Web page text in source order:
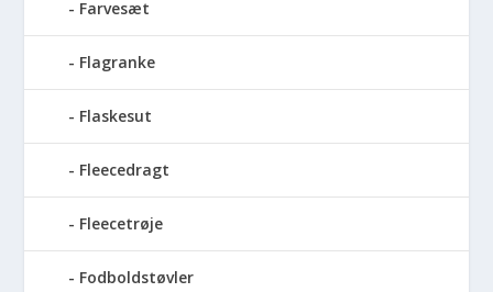
Farvesæt
Flagranke
Flaskesut
Fleecedragt
Fleecetrøje
Fodboldstøvler